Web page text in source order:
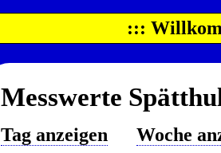
:::
Messwerte
Tag anzeigen Woche